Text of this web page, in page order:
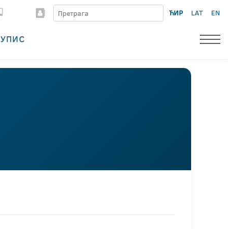
ЋИР LAT EN
УПИС